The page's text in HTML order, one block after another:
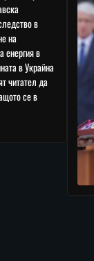
в
на
енергия в
в Украйна
читател да
се в